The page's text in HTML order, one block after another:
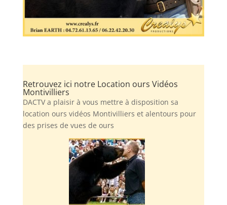
Retrouvez ici notre Location ours Vidéos
Montivilliers
DACTV a plaisir à vous mettre à disposition sa
location ours vidéos Montivilliers et alentours pour
des prises de vues de ours